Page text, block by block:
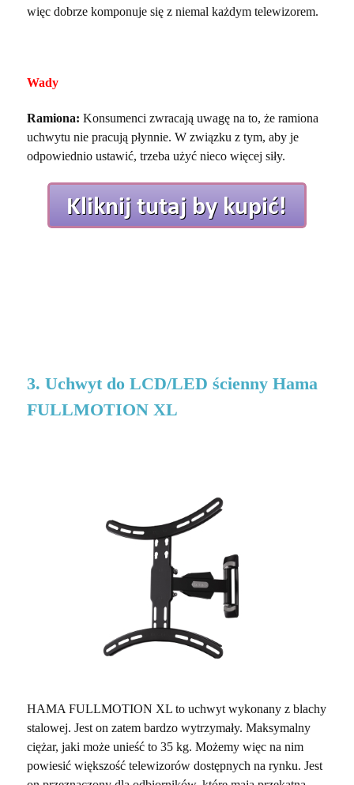
więc dobrze komponuje się z niemal każdym telewizorem.
Wady
Ramiona: Konsumenci zwracają uwagę na to, że ramiona
uchwytu nie pracują płynnie. W związku z tym, aby je
odpowiednio ustawić, trzeba użyć nieco więcej siły.
3. Uchwyt do LCD/LED ścienny Hama
FULLMOTION XL
HAMA FULLMOTION XL to uchwyt wykonany z blachy
stalowej. Jest on zatem bardzo wytrzymały. Maksymalny
ciężar, jaki może unieść to 35 kg. Możemy więc na nim
powiesić większość telewizorów dostępnych na rynku. Jest